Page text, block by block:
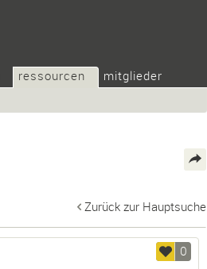
ressourcen
mitglieder
Zurück zur Hauptsuche
0